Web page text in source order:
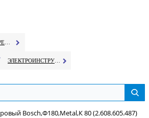
Bosch,Ф180,Metal,К 80 (2.608.605.487)